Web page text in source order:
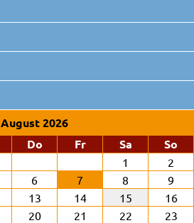
August 2026
ttwochDonnerstag
Freitag SamstagSo
1
2
6 7 8
9
13 14 15
16
20 21 22
23